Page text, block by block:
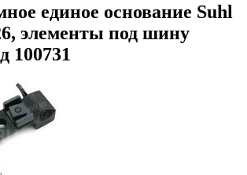
единое основание Suhl
элементы под шину
100731